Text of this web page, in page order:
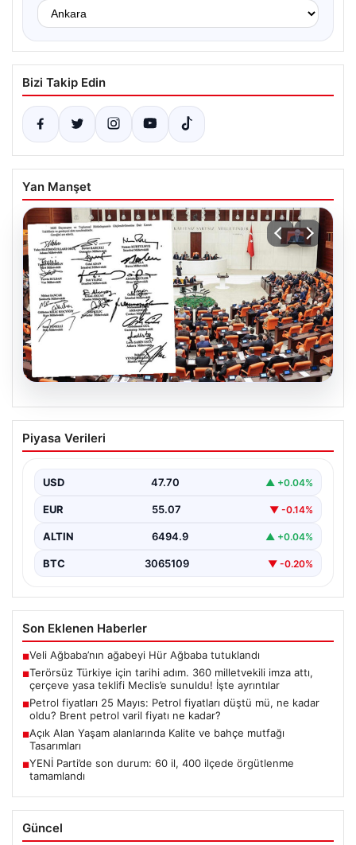
Bizi Takip Edin
Yan Manşet
05.08.2026
Terörsüz Türkiye için tarihi adım. 360
milletvekili imza attı, çerçeve yasa
{"title":"Terörsüz Türkiye İçin Önemli Hukuki Adım: 360
Sunuldu","content":"Türkiye'de…
Piyasa Verileri
USD 47.70 ▲ +0.04%
EUR 55.07 ▼ -0.14%
ALTIN 6494.9 ▲ +0.04%
BTC 3065109 ▼ -0.20%
Son Eklenen Haberler
■Veli Ağbaba’nın ağabeyi Hür Ağbaba tutuklandı
■Terörsüz Türkiye için tarihi adım. 360 milletvekili imza attı,
çerçeve yasa teklifi Meclis’e sunuldu! İşte ayrıntılar
■Petrol fiyatları 25 Mayıs: Petrol fiyatları düştü mü, ne kadar
oldu? Brent petrol varil fiyatı ne kadar?
■Açık Alan Yaşam alanlarında Kalite ve bahçe mutfağı
Tasarımları
■YENİ Parti’de son durum: 60 il, 400 ilçede örgütlenme
tamamlandı
Güncel